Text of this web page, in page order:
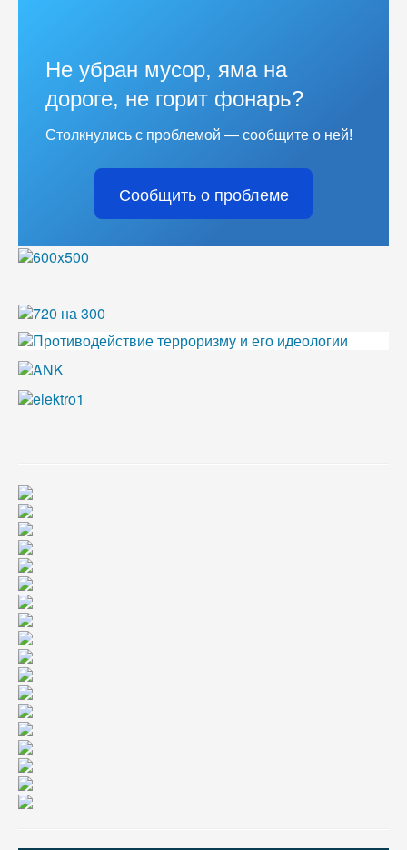
Не убран мусор, яма на
дороге, не горит фонарь?
Столкнулись с проблемой — сообщите о ней!
Сообщить о проблеме